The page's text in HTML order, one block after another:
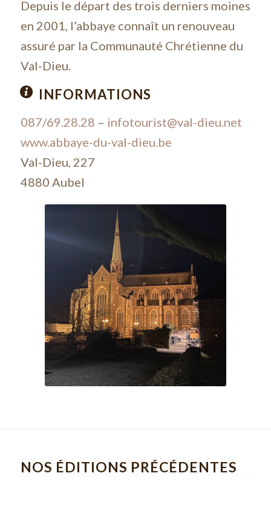
Depuis le départ des trois derniers moines
en 2001, l’abbaye connaît un renouveau
assuré par la Communauté Chrétienne du
Val-Dieu.
INFORMATIONS
087/69.28.28 – infotourist@val-dieu.net
www.abbaye-du-val-dieu.be
Val-Dieu, 227
4880 Aubel
NOS ÉDITIONS PRÉCÉDENTES